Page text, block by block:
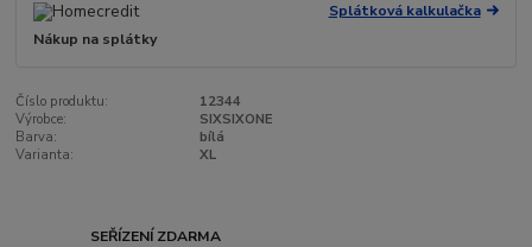
Splátková kalkulačka
Nákup na splátky
Číslo produktu:
12344
Výrobce:
SIXSIXONE
Barva:
bílá
Varianta:
XL
SEŘÍZENÍ ZDARMA